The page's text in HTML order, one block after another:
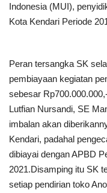
Indonesia (MUI),
Kota Kendari Periode
Peran tersangka SK
pembiayaan kegiatan
sebesar
Lutfian Nursandi, SE
imbalan akan
Kendari, padahal
dibiayai dengan APBD
2021.Disamping itu SK
setiap pendirian toko